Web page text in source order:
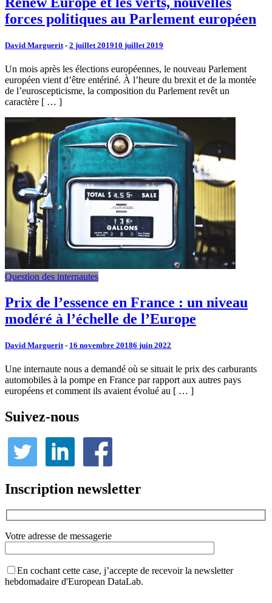
forces politiques au Parlement européen
David Marguerit - 2 juillet 201910 juillet 2019
Un mois après les élections européennes, le nouveau Parlement
européen vient d’être entériné. À l’heure du brexit et de la montée
de l’euroscepticisme, la composition du Parlement revêt un
caractère [ … ]
Question des internautes
Prix de l’essence en France : un niveau
modéré à l’échelle de l’Europe
David Marguerit - 16 novembre 20186 juin 2022
Une internaute nous a demandé où se situait le prix des carburants
automobiles à la pompe en France par rapport aux autres pays
européens et comment ils avaient évolué au [ … ]
Suivez-nous
Inscription newsletter
Votre adresse de messagerie
En cochant cette case, j’accepte de recevoir la newsletter
hebdomadaire d'European DataLab.